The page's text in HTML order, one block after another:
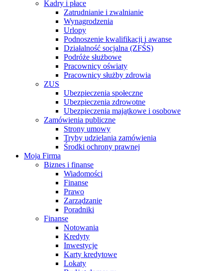
Kadry i płace
Zatrudnianie i zwalnianie
Wynagrodzenia
Urlopy
Podnoszenie kwalifikacji i awanse
Działalność socjalna (ZFŚS)
Podróże służbowe
Pracownicy oświaty
Pracownicy służby zdrowia
ZUS
Ubezpieczenia społeczne
Ubezpieczenia zdrowotne
Ubezpieczenia majątkowe i osobowe
Zamówienia publiczne
Strony umowy
Tryby udzielania zamówienia
Środki ochrony prawnej
Moja Firma
Biznes i finanse
Wiadomości
Finanse
Prawo
Zarządzanie
Poradniki
Finanse
Notowania
Kredyty
Inwestycje
Karty kredytowe
Lokaty